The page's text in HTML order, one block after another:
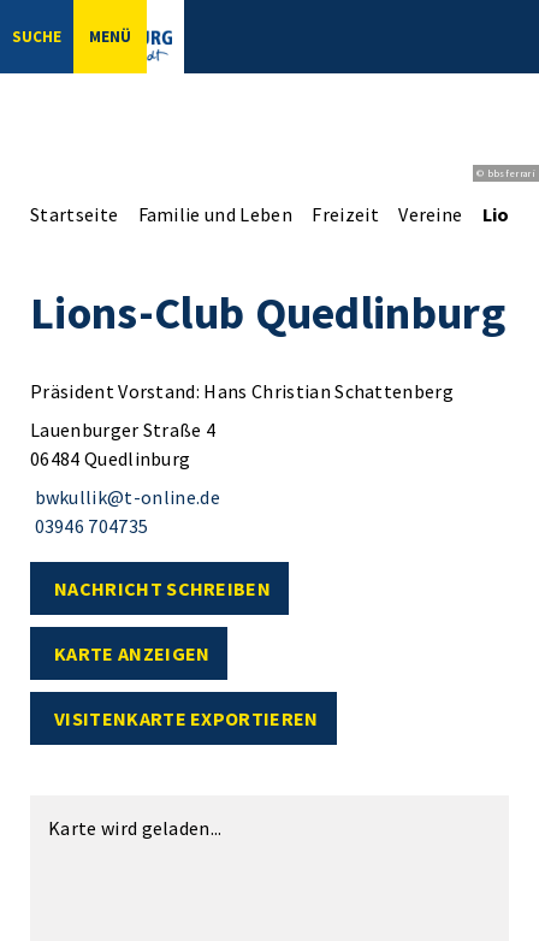
SUCHE MENÜ
© bbsferrari
Startseite Familie und Leben Freizeit Vereine
Lions-Club Quedlinburg
Präsident Vorstand: Hans Christian Schattenberg
Lauenburger Straße 4
06484 Quedlinburg
bwkullik@t-online.de
03946 704735
NACHRICHT SCHREIBEN
KARTE ANZEIGEN
VISITENKARTE EXPORTIEREN
Karte wird geladen...